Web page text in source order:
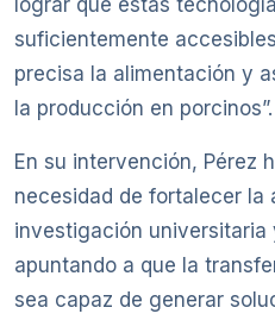
suficientemente
precisa la alimentación y
la producción en porcinos”.
En su intervención, Pérez
necesidad de fortalecer la
investigación
apuntando a que la
sea capaz de generar